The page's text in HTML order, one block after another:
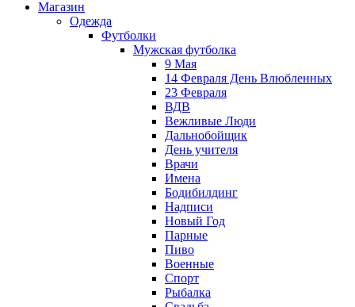
Магазин
Одежда
Футболки
Мужская футболка
9 Мая
14 Февраля День Влюбленных
23 Февраля
ВДВ
Вежливые Люди
Дальнобойщик
День учителя
Врачи
Имена
Бодибилдинг
Надписи
Новый Год
Парные
Пиво
Военные
Спорт
Рыбалка